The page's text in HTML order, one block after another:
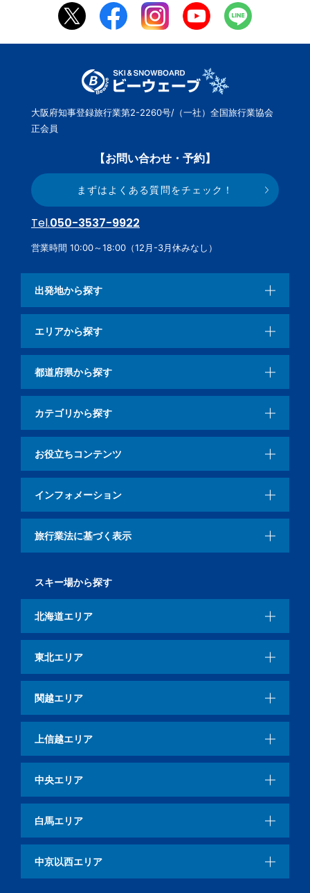
大阪府知事登録旅行業第2-2260号/（一社）全国旅行業協会
正会員
【お問い合わせ・予約】
まずはよくある質問をチェック！
Tel.050-3537-9922
営業時間 10:00～18:00（12月-3月休みなし）
出発地から探す
エリアから探す
都道府県から探す
カテゴリから探す
お役立ちコンテンツ
インフォメーション
旅行業法に基づく表示
スキー場から探す
北海道エリア
東北エリア
関越エリア
上信越エリア
中央エリア
白馬エリア
中京以西エリア